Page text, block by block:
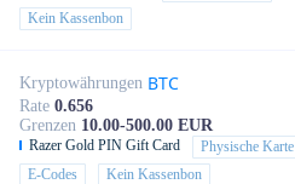
Kein Kassenbon
Kryptowährungen BTC
Rate 0.656
Grenzen 10.00-500.00 EUR
Razer Gold PIN Gift Card
Physische Karte
E-Codes
Kein Kassenbon